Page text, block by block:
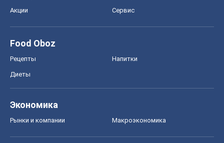
Акции Сервис
Food Oboz
Рецепты Напитки
Диеты
Экономика
Рынки и компании Mакроэкономика